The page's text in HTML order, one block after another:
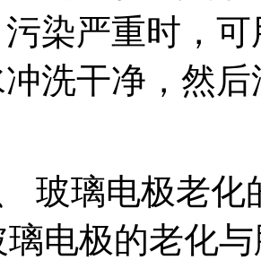
染严重时，
洗干净，然
电极老化
的老化与胶